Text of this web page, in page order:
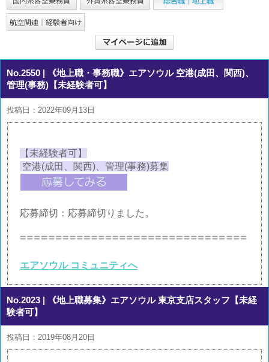
No.2550 | 《地上職・事務職》エアソウル 空港(成田、関西)、
管理(事務)【未経験者可】
投稿日：2022年09月13日
【未経験者可】
空港(成田、関西)、管理(事務)募集
応募締切：応募締切りました。
エアソウル コミュニティへ
No.2023 | 《地上職募集》エアソウル 東京支店スタッフ【未経
験者可】
投稿日：2019年08月20日